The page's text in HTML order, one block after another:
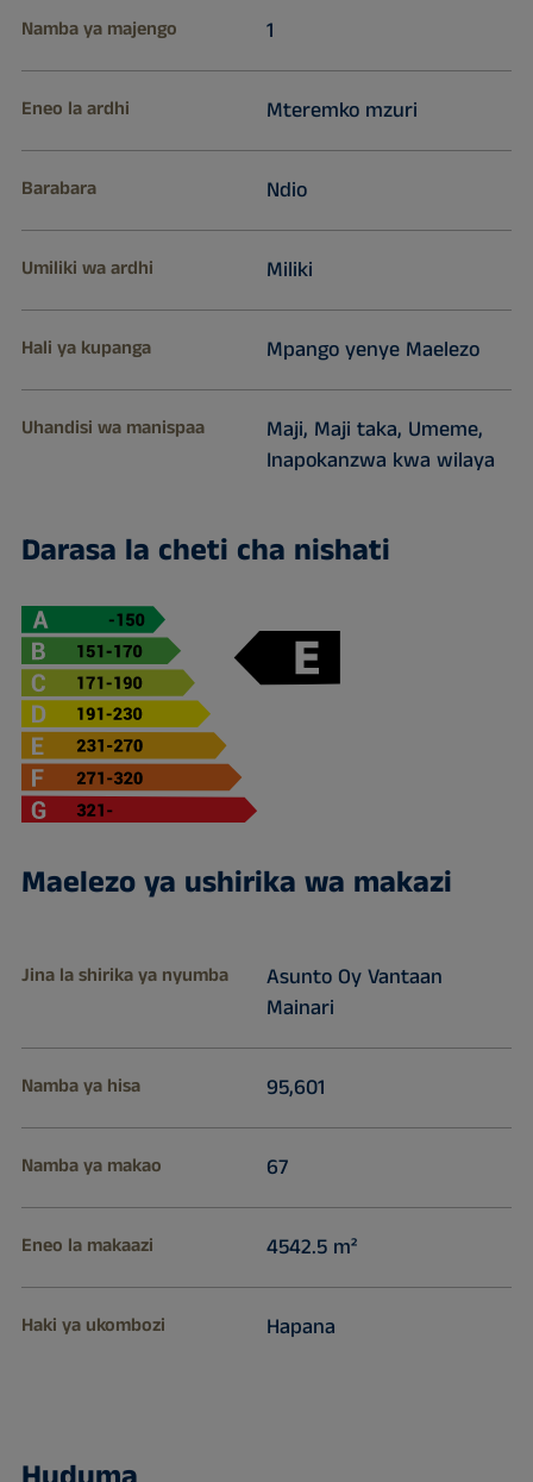
Namba ya majengo 1
Eneo la ardhi Mteremko mzuri
Barabara Ndio
Umiliki wa ardhi Miliki
Hali ya kupanga Mpango yenye Maelezo
Uhandisi wa manispaa
Maji, Maji taka, Umeme,
Inapokanzwa kwa wilaya
Darasa la cheti cha nishati
Maelezo ya ushirika wa makazi
Jina la shirika ya nyumba
Asunto Oy Vantaan
Mainari
Namba ya hisa 95,601
Namba ya makao 67
Eneo la makaazi 4542.5 m²
Haki ya ukombozi Hapana